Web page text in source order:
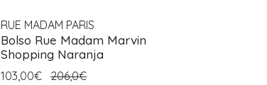
RUE MADAM PARIS
Bolso Rue Madam Marvin
Shopping Naranja
103,00€ 206,0€